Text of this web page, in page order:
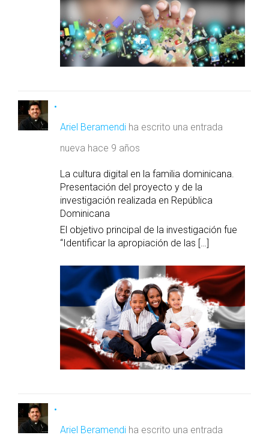
Ariel Beramendi ha escrito una entrada
nueva hace 9 años
La cultura digital en la familia dominicana.
Presentación del proyecto y de la
investigación realizada en República
Dominicana
El objetivo principal de la investigación fue
“Identificar la apropiación de las […]
Ariel Beramendi ha escrito una entrada